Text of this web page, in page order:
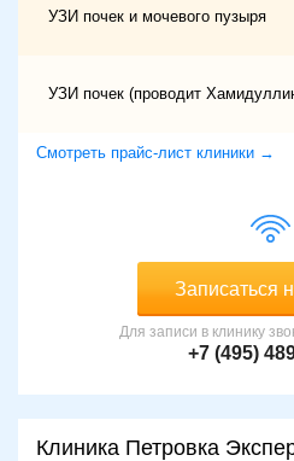
УЗИ почек и мочевого пузыря
УЗИ почек (проводит
Смотреть прайс-лист клиники →
Записаться
Для записи в клинику
+7 (495)
Клиника Петровка